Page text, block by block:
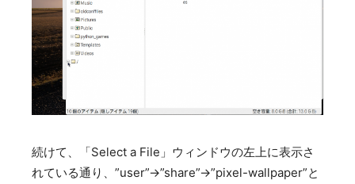
続けて、「Select a File」ウィンドウの左上に表示さ
れている通り、”user”→”share”→”pixel-wallpaper”と